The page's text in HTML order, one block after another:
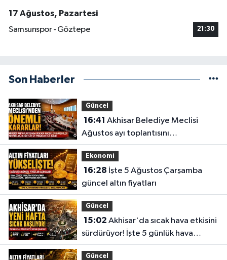
17 Ağustos, Pazartesi
Samsunspor - Göztepe
21:30
Son Haberler
Güncel
16:41
Ağustos ayı toplantısını
gerçekleştirdi
Ekonomi
16:28
güncel altın fiyatları
Güncel
15:02
sürdürüyor! İşte 5 günlük hava
durumu
Güncel